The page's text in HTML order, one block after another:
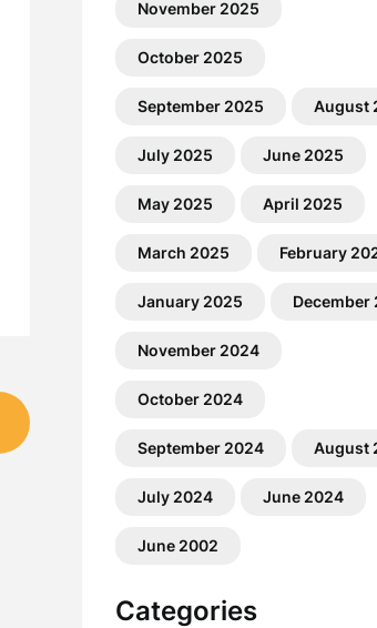
November 2025
October 2025
September 2025 August
July 2025 June 2025
May 2025 April 2025
March 2025 February
January 2025 December
November 2024
October 2024
September 2024 August
July 2024 June 2024
June 2002
Categories